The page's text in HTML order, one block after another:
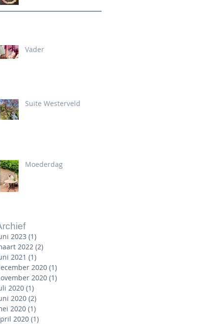
Vader
Suite Westerveld
Moederdag
2023 (1)
2022 (2)
2021 (1)
2020 (1)
2020 (1)
2020 (1)
2020 (2)
2020 (1)
2020 (1)